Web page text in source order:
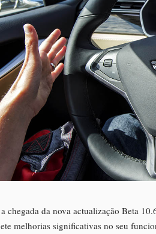
chegada da nova actualização Beta
melhorias significativas no seu